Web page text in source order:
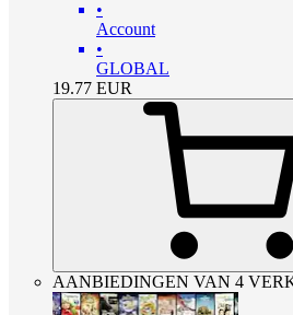
•
Account
•
GLOBAL
19.77 EUR
AANBIEDINGEN VAN 4